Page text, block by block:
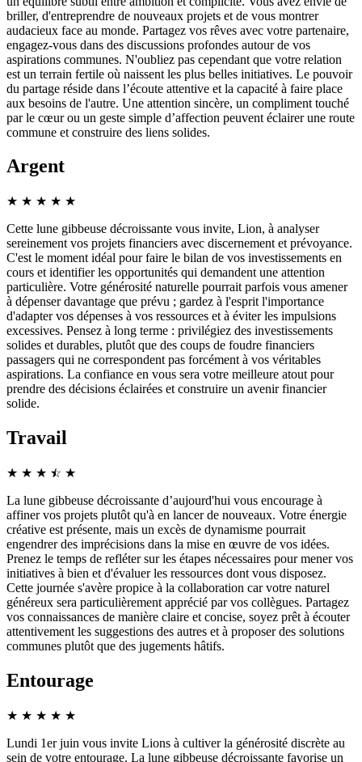
briller, d'entreprendre de nouveaux projets et de vous montrer
audacieux face au monde. Partagez vos rêves avec votre partenaire,
engagez-vous dans des discussions profondes autour de vos
aspirations communes. N'oubliez pas cependant que votre relation
est un terrain fertile où naissent les plus belles initiatives. Le pouvoir
du partage réside dans l’écoute attentive et la capacité à faire place
aux besoins de l'autre. Une attention sincère, un compliment touché
par le cœur ou un geste simple d’affection peuvent éclairer une route
commune et construire des liens solides.
Argent
★ ★ ★ ★ ★
Cette lune gibbeuse décroissante vous invite, Lion, à analyser
sereinement vos projets financiers avec discernement et prévoyance.
C'est le moment idéal pour faire le bilan de vos investissements en
cours et identifier les opportunités qui demandent une attention
particulière. Votre générosité naturelle pourrait parfois vous amener
à dépenser davantage que prévu ; gardez à l'esprit l'importance
d'adapter vos dépenses à vos ressources et à éviter les impulsions
excessives. Pensez à long terme : privilégiez des investissements
solides et durables, plutôt que des coups de foudre financiers
passagers qui ne correspondent pas forcément à vos véritables
aspirations. La confiance en vous sera votre meilleure atout pour
prendre des décisions éclairées et construire un avenir financier
solide.
Travail
★ ★ ★ ☆
★ ★
La lune gibbeuse décroissante d’aujourd'hui vous encourage à
affiner vos projets plutôt qu'à en lancer de nouveaux. Votre énergie
créative est présente, mais un excès de dynamisme pourrait
engendrer des imprécisions dans la mise en œuvre de vos idées.
Prenez le temps de refléter sur les étapes nécessaires pour mener vos
initiatives à bien et d'évaluer les ressources dont vous disposez.
Cette journée s'avère propice à la collaboration car votre naturel
généreux sera particulièrement apprécié par vos collègues. Partagez
vos connaissances de manière claire et concise, soyez prêt à écouter
attentivement les suggestions des autres et à proposer des solutions
communes plutôt que des jugements hâtifs.
Entourage
★ ★ ★ ★ ★
Lundi 1er juin vous invite Lions à cultiver la générosité discrète au
sein de votre entourage. La lune gibbeuse décroissante favorise un